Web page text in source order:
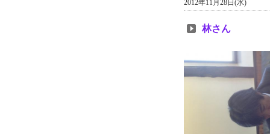
2012年11月28日(水)
林さん